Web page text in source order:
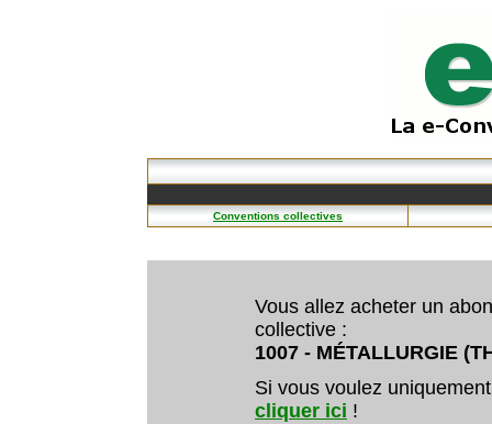
Conventions collectives
Vous allez acheter un
collective :
1007 - MÉTALLURGIE
Si vous voulez
cliquer ici !